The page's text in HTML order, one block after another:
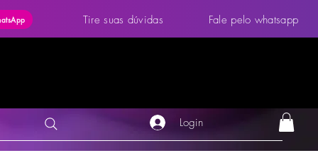
Tire suas dúvidas Fale pelo whatsapp
Login